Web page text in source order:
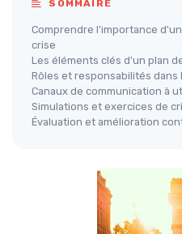
SOMMAIRE
Comprendre l'importance
crise
Les éléments clés d'un plan
Rôles et responsabilités dans
Canaux de communication à
Simulations et exercices de
Évaluation et amélioration